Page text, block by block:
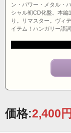
ン・パワー・メタル・
シャル初CD化盤。本編
り。リマスター。ヴィ
イテム！ハンガリー語
価格:2,400円